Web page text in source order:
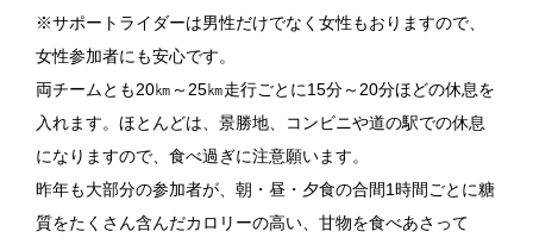
※サポートライダーは男性だけでなく女性もおりますので、
女性参加者にも安心です。
両チームとも20㎞～25㎞走行ごとに15分～20分ほどの休息を
入れます。ほとんどは、景勝地、コンビニや道の駅での休息
になりますので、食べ過ぎに注意願います。
昨年も大部分の参加者が、朝・昼・夕食の合間1時間ごとに糖
質をたくさん含んだカロリーの高い、甘物を食べあさって